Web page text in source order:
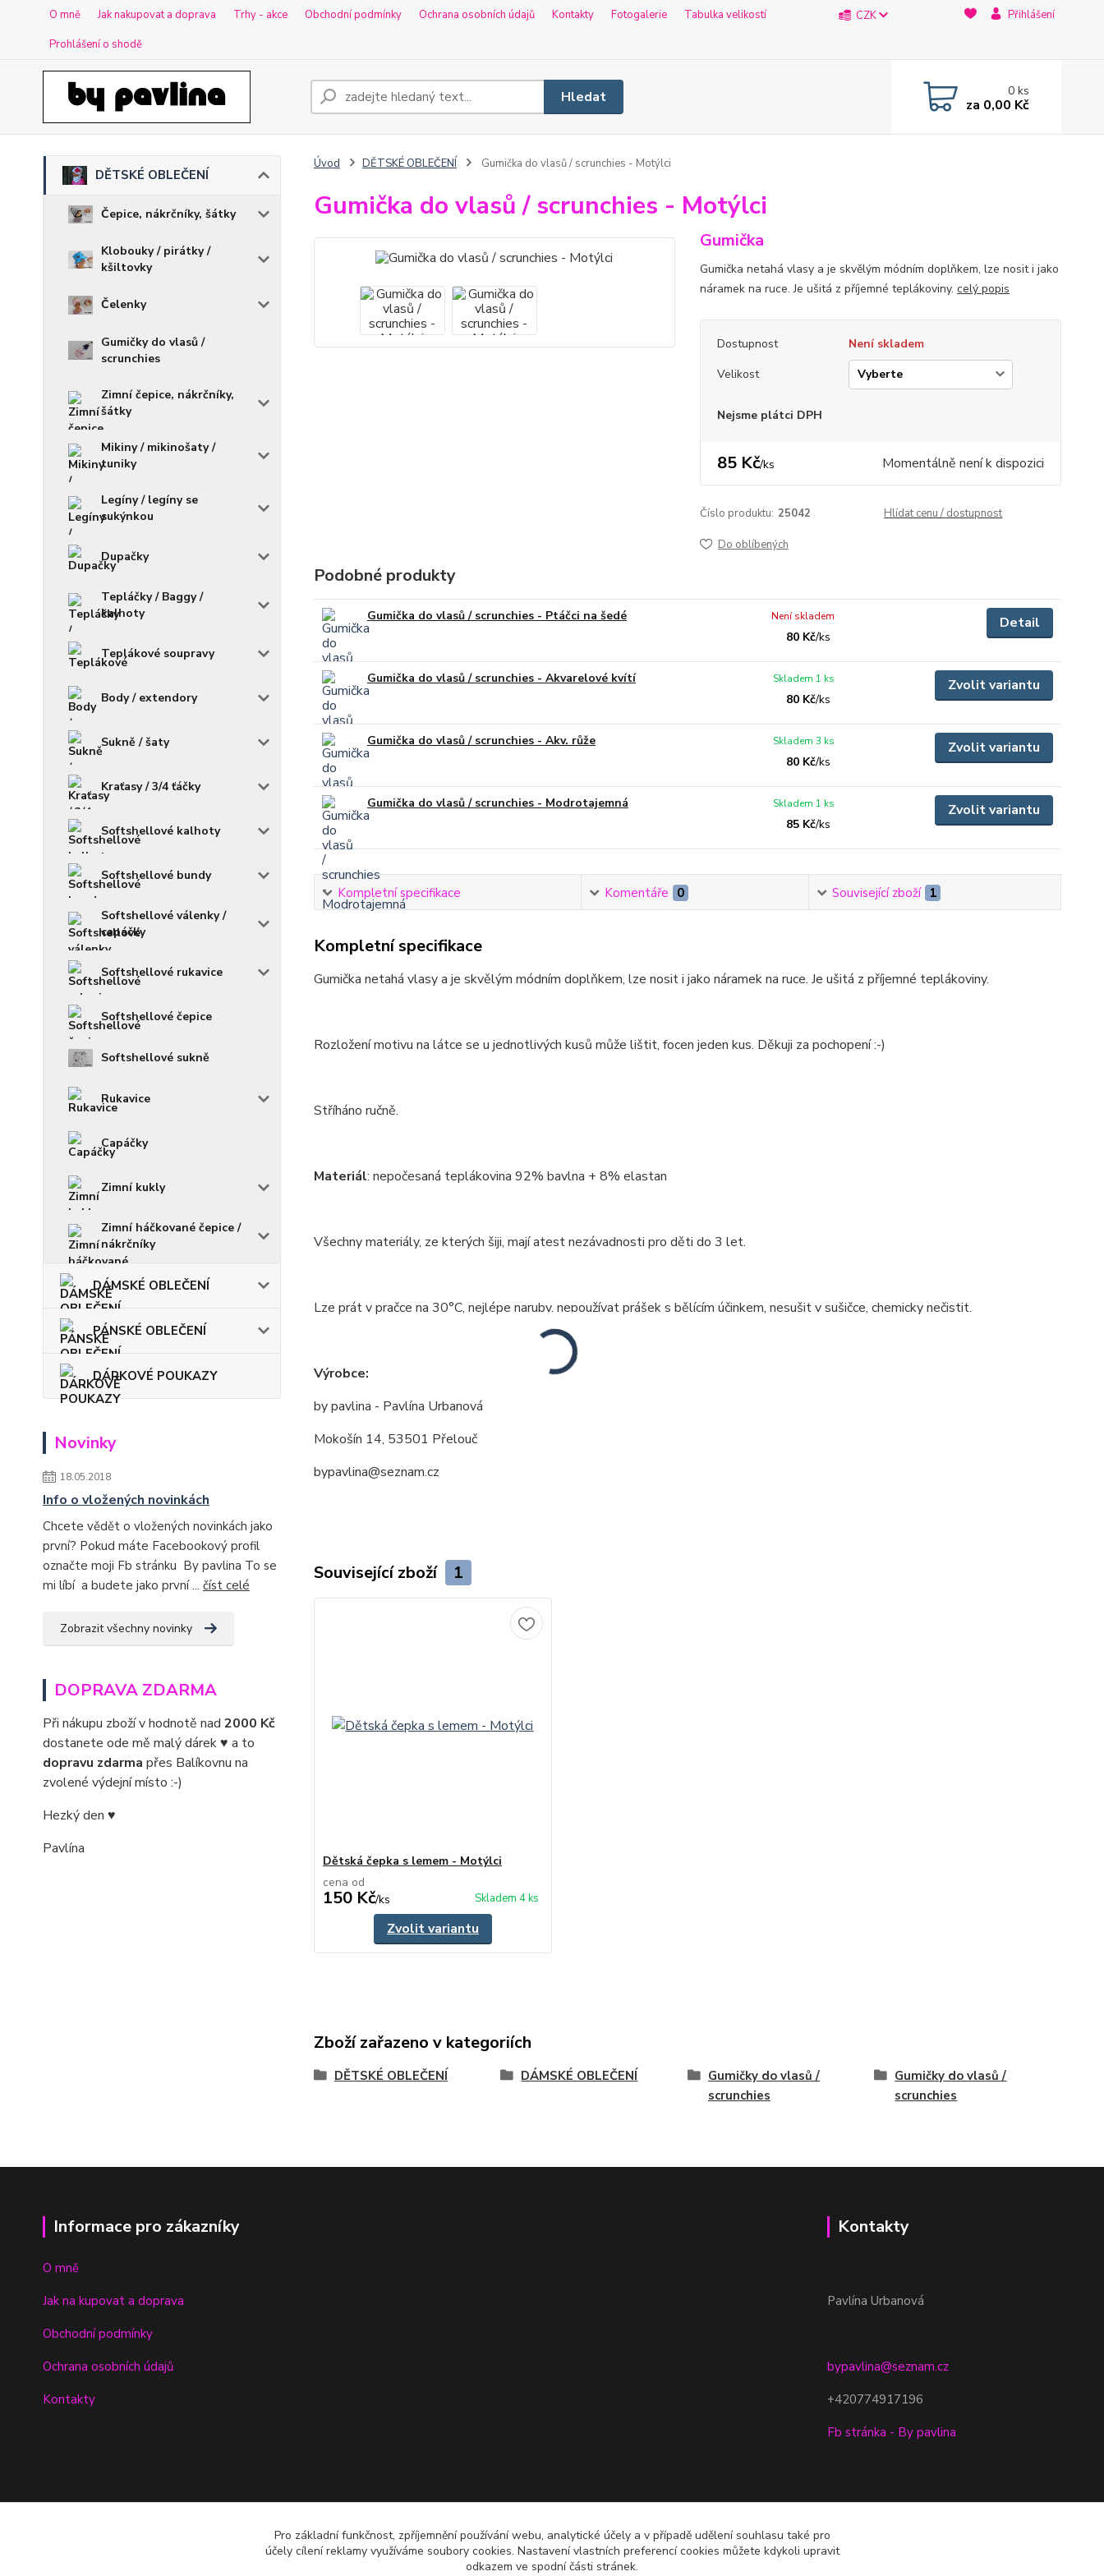
O mně Jak nakupovat a doprava Trhy - akce Obchodní podmínky Ochrana osobních údajů Kontakty Fotogalerie
Tabulka velikostí
Prohlášení o shodě
CZK Přihlášení
Hledat 0ks
za 0,00 Kč
DĚTSKÉ OBLEČENÍ
Čepice, nákrčníky, šátky
Klobouky / pirátky /
kšiltovky
Čelenky
Gumičky do vlasů /
scrunchies
Zimní čepice, nákrčníky,
šátky
Mikiny / mikinošaty /
tuniky
Legíny / legíny se
sukýnkou
Dupačky
Tepláčky / Baggy /
kalhoty
Teplákové soupravy
Body / extendory
Sukně / šaty
Kraťasy / 3/4 ťáčky
Softshellové kalhoty
Softshellové bundy
Softshellové válenky /
capáčky
Softshellové rukavice
Softshellové čepice
Softshellové sukně
Rukavice
Capáčky
Zimní kukly
Zimní háčkované čepice /
nákrčníky
DÁMSKÉ OBLEČENÍ
PÁNSKÉ OBLEČENÍ
DÁRKOVÉ POUKAZY
Novinky
18.05.2018
Info o vložených novinkách
Chcete vědět o vložených novinkách jako
první? Pokud máte Facebookový profil
označte moji Fb stránku By pavlina To se
mi líbí a budete jako první ... číst celé
Zobrazit všechny novinky
DOPRAVA ZDARMA
Při nákupu zboží v hodnotě nad 2000 Kč
dostanete ode mě malý dárek ♥ a to
dopravu zdarma přes Balíkovnu na
zvolené výdejní místo :-)
Hezký den ♥
Pavlína
Úvod DĚTSKÉ OBLEČENÍ Gumička do vlasů / scrunchies - Motýlci
Gumička do vlasů / scrunchies - Motýlci
Gumička
Gumička netahá vlasy a je skvělým módním doplňkem, lze nosit i jako
náramek na ruce. Je ušitá z příjemné teplákoviny. celý popis
Dostupnost
Není skladem
Velikost
Nejsme plátci DPH
85 Kč/ks Momentálně není k dispozici
Číslo produktu: 25042 Hlídat cenu / dostupnost
Do oblíbených
Podobné produkty
Gumička do vlasů / scrunchies - Ptáčci na šedé
80 Kč/ks
Není skladem Detail
Gumička do vlasů / scrunchies - Akvarelové kvítí
80 Kč/ks
Skladem 1 ks Zvolit variantu
Gumička do vlasů / scrunchies - Akv. růže
80 Kč/ks
Skladem 3 ks Zvolit variantu
Gumička do vlasů / scrunchies - Modrotajemná
85 Kč/ks
Skladem 1 ks Zvolit variantu
Kompletní specifikace Komentáře 0 Související zboží 1
Kompletní specifikace
Gumička netahá vlasy a je skvělým módním doplňkem, lze nosit i jako náramek na ruce. Je ušitá z příjemné teplákoviny.
Rozložení motivu na látce se u jednotlivých kusů může lištit, focen jeden kus. Děkuji za pochopení :-)
Stříháno ručně.
Materiál: nepočesaná teplákovina 92% bavlna + 8% elastan
Všechny materiály, ze kterých šiji, mají atest nezávadnosti pro děti do 3 let.
Lze prát v pračce na 30°C, nejlépe naruby, nepoužívat prášek s bělícím účinkem, nesušit v sušičce, chemicky nečistit.
Výrobce:
by pavlina - Pavlína Urbanová
Mokošín 14, 53501 Přelouč
bypavlina@seznam.cz
Související zboží 1
Dětská čepka s lemem - Motýlci
cena od
150 Kč/ks Skladem 4 ks
Zvolit variantu
Zboží zařazeno v kategoriích
DĚTSKÉ OBLEČENÍ DÁMSKÉ OBLEČENÍ
Gumičky do vlasů /
scrunchies
Gumičky do vlasů /
scrunchies
Informace pro zákazníky
O mně
Jak na kupovat a doprava
Obchodní podmínky
Ochrana osobních údajů
Kontakty
Kontakty
Pavlína Urbanová
bypavlina@seznam.cz
+420774917196
Fb stránka - By pavlina
Pro základní funkčnost, zpříjemnění používání webu, analytické účely a v případě udělení souhlasu také pro
účely cílení reklamy využíváme soubory cookies. Nastavení vlastních preferencí cookies můžete kdykoli upravit
odkazem ve spodní části stránek.